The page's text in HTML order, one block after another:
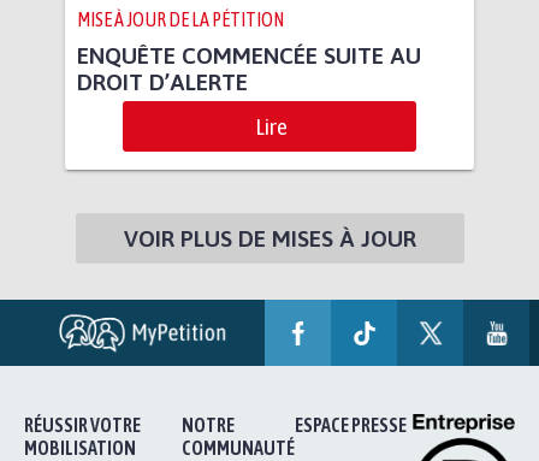
MISE À JOUR DE LA PÉTITION
ENQUÊTE COMMENCÉE SUITE AU
DROIT D’ALERTE
Lire
VOIR PLUS DE MISES À JOUR
RÉUSSIR VOTRE
MOBILISATION
NOTRE
COMMUNAUTÉ
ESPACE PRESSE